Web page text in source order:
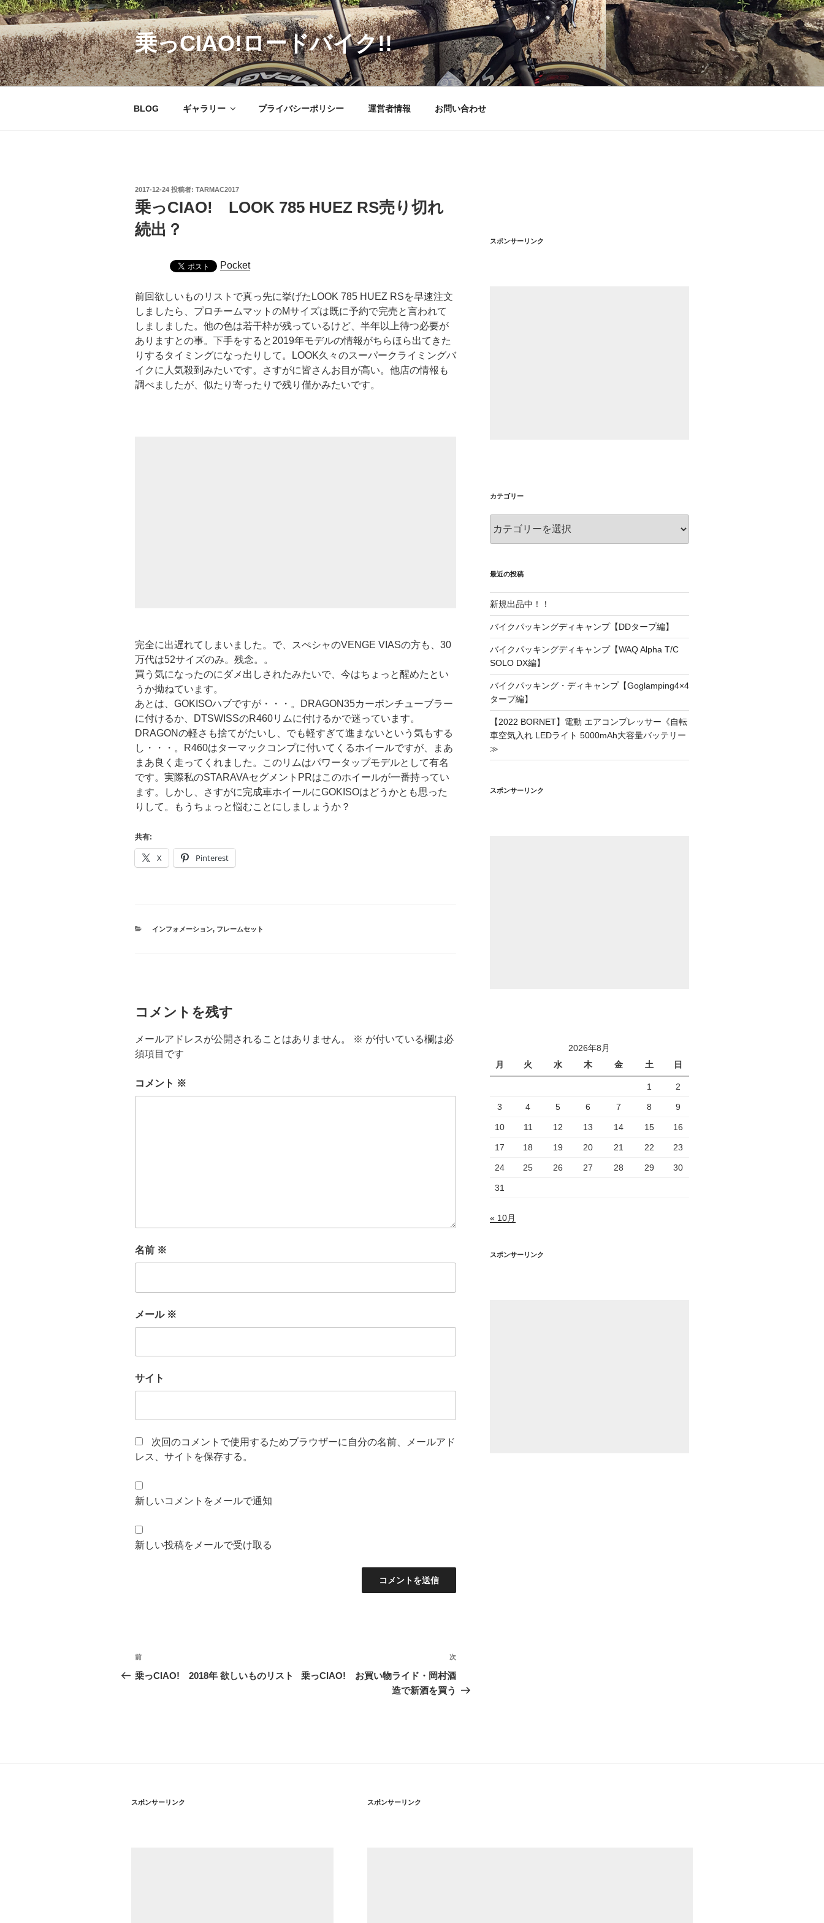
コ
ン
テ
ン
ツ
へ
乗っCIAO!ロードバイク!!
BLOG ギャラリー プライバシーポリシー 運営者情報 お問い合わせ
投
稿
日:
2017-12-24 投稿者: TARMAC2017
乗っCIAO! LOOK 785 HUEZ RS売り切れ
続出？
Pocket
前回欲しいものリストで真っ先に挙げたLOOK 785 HUEZ RSを早速注文
しましたら、プロチームマットのMサイズは既に予約で完売と言われて
しましました。他の色は若干枠が残っているけど、半年以上待つ必要が
ありますとの事。下手をすると2019年モデルの情報がちらほら出てきた
りするタイミングになったりして。LOOK久々のスーパークライミングバ
イクに人気殺到みたいです。さすがに皆さんお目が高い。他店の情報も
調べましたが、似たり寄ったりで残り僅かみたいです。
完全に出遅れてしまいました。で、スぺシャのVENGE VIASの方も、30
万代は52サイズのみ。残念。。
買う気になったのにダメ出しされたみたいで、今はちょっと醒めたとい
うか拗ねています。
あとは、GOKISOハブですが・・・。DRAGON35カーボンチューブラー
に付けるか、DTSWISSのR460リムに付けるかで迷っています。
DRAGONの軽さも捨てがたいし、でも軽すぎて進まないという気もする
し・・・。R460はターマックコンプに付いてくるホイールですが、まあ
まあ良く走ってくれました。このリムはパワータップモデルとして有名
です。実際私のSTARAVAセグメントPRはこのホイールが一番持ってい
ます。しかし、さすがに完成車ホイールにGOKISOはどうかとも思った
りして。もうちょっと悩むことにしましょうか？
共有:
X Pinterest
カ
インフォメーション, フレームセット
コメントを残す
メールアドレスが公開されることはありません。 ※ が付いている欄は必
須項目です
コメント ※
名前 ※
メール ※
サイト
次回のコメントで使用するためブラウザーに自分の名前、メールアド
レス、サイトを保存する。
新しいコメントをメールで通知
新しい投稿をメールで受け取る
投
稿
ョ
過
去
前
乗っCIAO! 2018年 欲しいものリスト
投
次
乗っCIAO! お買い物ライド・岡村酒
造で新酒を買う
スポンサーリンク
カテゴリー
テ
ー
最近の投稿
新規出品中！！
バイクパッキングディキャンプ【DDタープ編】
バイクパッキングディキャンプ【WAQ Alpha T/C
SOLO DX編】
バイクパッキング・ディキャンプ【Goglamping4×4
タープ編】
【2022 BORNET】電動 エアコンプレッサー《自転
車空気入れ LEDライト 5000mAh大容量バッテリー
≫
スポンサーリンク
2026年8月
月
火 水 木 金 土 日
1 2
3 4 5 6 7 8 9
10 11 12 13 14 15 16
17 18 19 20 21 22 23
24 25 26 27 28 29 30
31
« 10月
スポンサーリンク
スポンサーリンク スポンサーリンク